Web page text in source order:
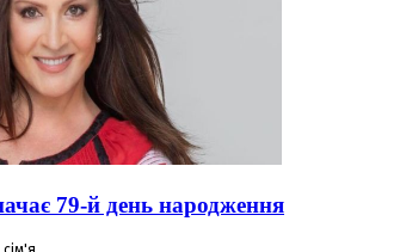
79-й день народження